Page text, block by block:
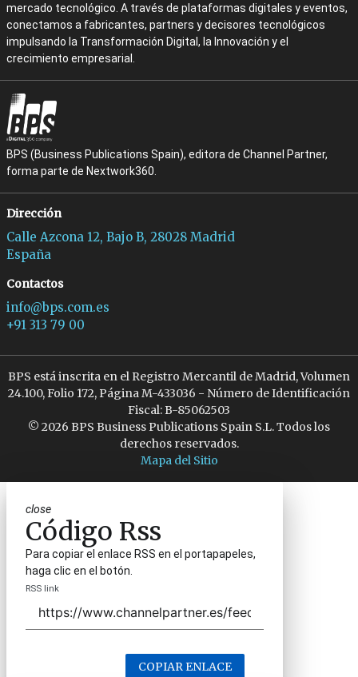
mercado tecnológico. A través de plataformas digitales y eventos,
conectamos a fabricantes, partners y decisores tecnológicos
impulsando la Transformación Digital, la Innovación y el
crecimiento empresarial.
BPS (Business Publications Spain), editora de Channel Partner,
forma parte de Nextwork360.
Dirección
Calle Azcona 12, Bajo B, 28028 Madrid
España
Contactos
info@bps.com.es
+91 313 79 00
BPS está inscrita en el Registro Mercantil de Madrid, Volumen
24.100, Folio 172, Página M-433036 - Número de Identificación
Fiscal: B-85062503
© 2026 BPS Business Publications Spain S.L. Todos los
derechos reservados.
Mapa del Sitio
close
Código Rss
Para copiar el enlace RSS en el portapapeles,
haga clic en el botón.
RSS link
COPIAR ENLACE